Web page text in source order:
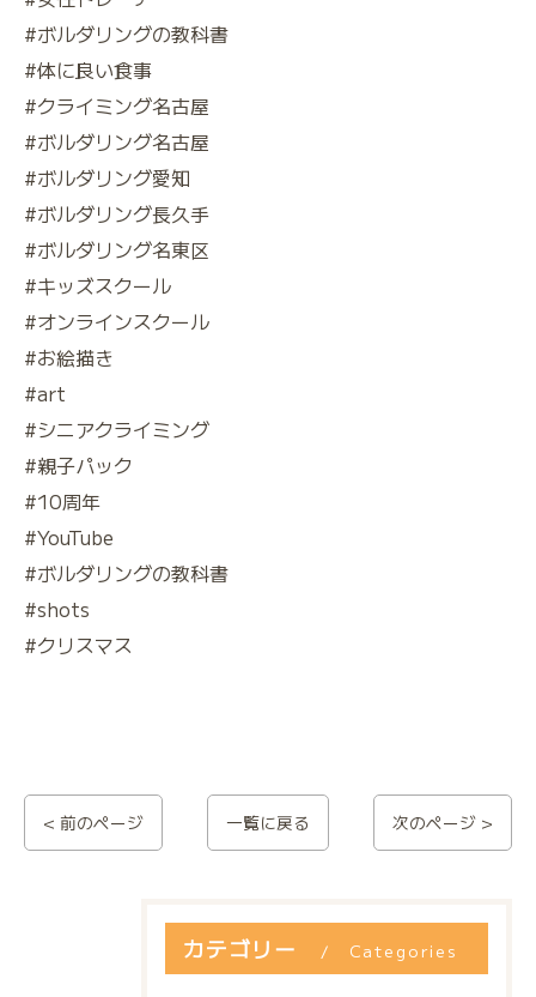
#ボルダリングの教科書
#体に良い食事
#クライミング名古屋
#ボルダリング名古屋
#ボルダリング愛知
#ボルダリング長久手
#ボルダリング名東区
#キッズスクール
#オンラインスクール
#お絵描き
#art
#シニアクライミング
#親子パック
#10周年
#YouTube
#ボルダリングの教科書
#shots
#クリスマス
< 前のページ 一覧に戻る 次のページ >
カテゴリー Categories